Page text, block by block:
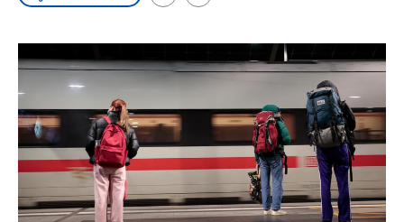
Audio-Archiv Email